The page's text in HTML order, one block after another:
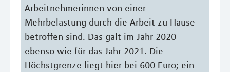
Arbeitnehmerinnen von einer
Mehrbelastung durch die Arbeit zu Hause
betroffen sind. Das galt im Jahr 2020
ebenso wie für das Jahr 2021. Die
Höchstgrenze liegt hier bei 600 Euro; ein